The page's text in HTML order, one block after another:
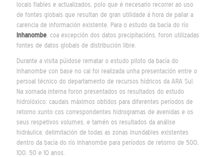
locais fiables e actualizados, polo que é necesario recorrer ao uso
de fontes globais que resultan de gran utilidade á hora de paliar a
carencia de información existente. Para o estudo da bacía do río
Inhanombe, coa excepción dos datos precipitacións, foron utilizadas
fontes de datos globais de distribución libre.
Durante a visita púidose rematar o estudo piloto da bacía do
Inhanombe con base no cal foi realizada unha presentación entre o
persoal técnico do departamento de recursos hídricos da ARA Sul.
Na xornada interna foron presentados os resultados do estudo
hidrolóxico: caudais máximos obtidos para diferentes períodos de
retorno xunto cos correspondentes hidrogramas de avenidas e os
seus respetivos volumes, e tamén os resultados da análise
hidráulica: delimitación de todas as zonas inundables existentes
dentro da bacía do río Inhanombe para períodos de retorno de 500,
100, 50 e 10 anos.